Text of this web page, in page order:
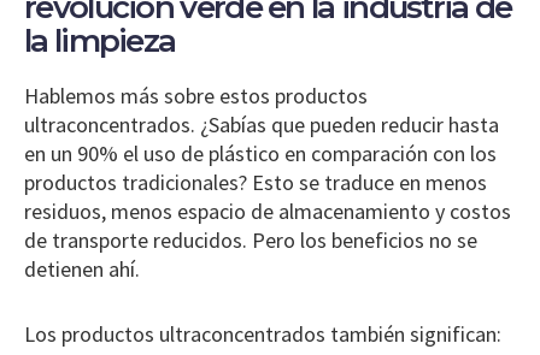
la limpieza
Hablemos más sobre estos productos
ultraconcentrados. ¿Sabías que pueden reducir hasta
en un 90% el uso de plástico en comparación con los
productos tradicionales? Esto se traduce en menos
residuos, menos espacio de almacenamiento y costos
de transporte reducidos. Pero los beneficios no se
detienen ahí.
Los productos ultraconcentrados también significan: